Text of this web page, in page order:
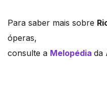
Para saber mais sobre
óperas,
consulte a Melopédia da